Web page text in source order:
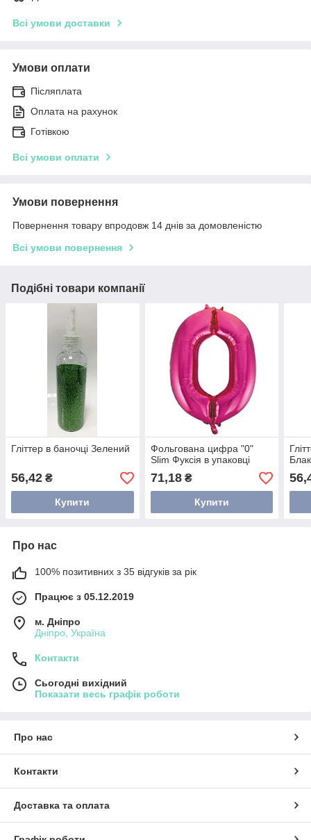
Всі умови доставки
Умови оплати
Післяплата
Оплата на рахунок
Готівкою
Всі умови оплати
Умови повернення
Повернення товару впродовж 14 днів за домовленістю
Всі умови повернення
Подібні товари компанії
Гліттер в баночці Зелений
56,42 ₴
Купити
Фольгована цифра "0"
Slim Фуксія в упаковці
71,18₴
Купити
Про нас
100% позитивних з 35 відгуків за рік
Працює з 05.12.2019
м. Дніпро
Дніпро, Україна
Контакти
Сьогодні вихідний
Показати весь графік роботи
Про нас
Контакти
Доставка та оплата